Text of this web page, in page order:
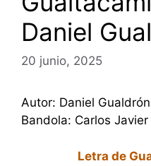
Daniel
20 junio, 2025
Autor: Daniel Gualdrón
Bandola: Carlos
Letra de